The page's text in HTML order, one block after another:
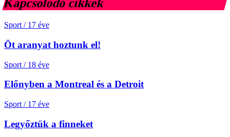
Kapcsolódó cikkek
Sport / 17 éve
Öt aranyat hoztunk el!
Sport / 18 éve
Előnyben a Montreal és a Detroit
Sport / 17 éve
Legyőztük a finneket